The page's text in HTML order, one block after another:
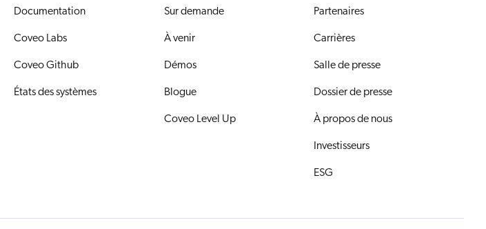
Documentation
Coveo Labs
Coveo Github
États des systèmes
Sur demande
À venir
Démos
Blogue
Coveo Level Up
Partenaires
Carrières
Salle de presse
Dossier de presse
À propos de nous
Investisseurs
ESG